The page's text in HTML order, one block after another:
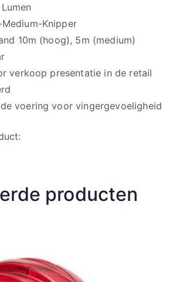
Knipper
10m (hoog), 5m (medium)
verkoop presentatie in de retail
voering voor vingergevoeligheid
producten